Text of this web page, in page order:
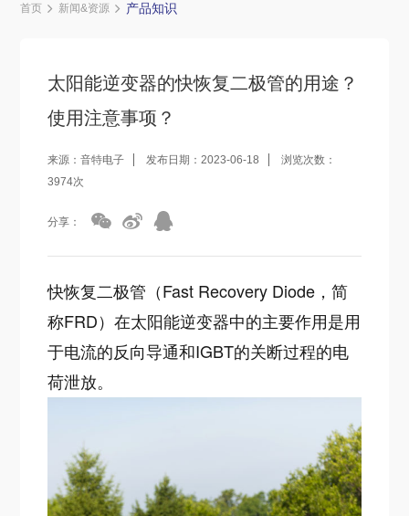
首页 新闻&资源 产品知识
太阳能逆变器的快恢复二极管的用途？
使用注意事项？
来源：音特电子 发布日期：2023-06-18
浏览次数：
3974次
分享：
快恢复二极管（Fast Recovery Diode，简
称FRD）在太阳能逆变器中的主要作用是用
于电流的反向导通和IGBT的关断过程的电
荷泄放。